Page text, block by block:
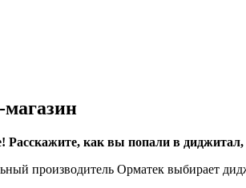
Расскажите, как вы попали в